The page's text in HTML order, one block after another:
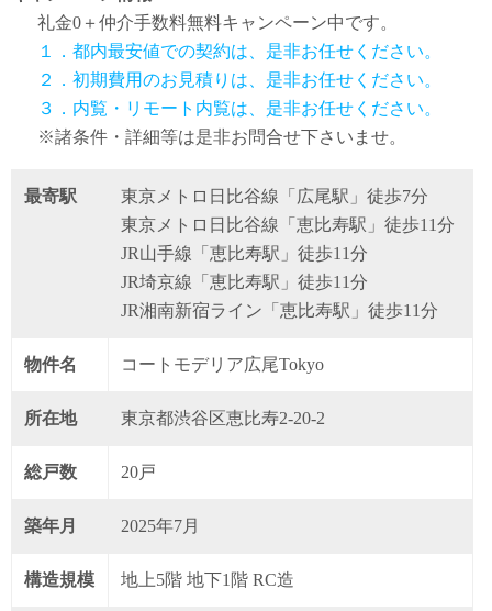
礼金0 ＋仲介手数料無料キャンペーン中です。
１．都内最安値での契約は、是非お任せください。
２．初期費用のお見積りは、是非お任せください。
３．内覧・リモート内覧は、是非お任せください。
※諸条件・詳細等は是非お問合せ下さいませ。
最寄駅
東京メトロ日比谷線「広尾駅」徒歩7分
東京メトロ日比谷線「恵比寿駅」徒歩11分
JR山手線「恵比寿駅」徒歩11分
JR埼京線「恵比寿駅」徒歩11分
JR湘南新宿ライン「恵比寿駅」徒歩11分
物件名 コートモデリア広尾Tokyo
所在地 東京都渋谷区恵比寿2-20-2
総戸数 20戸
築年月 2025年7月
構造規模 地上5階 地下1階 RC造